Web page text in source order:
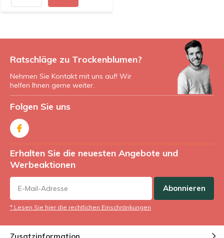
Ratschläge zu Trockenblumen?
Nehmen Sie Kontakt mit uns auf! Wir
helfen Ihnen gerne weiter.
Folgen Sie uns
Erhalten Sie die neuesten Angebote und
Werbeaktionen
Abonnieren
* Lesen Sie hier die rechtlichen Einschränkungen